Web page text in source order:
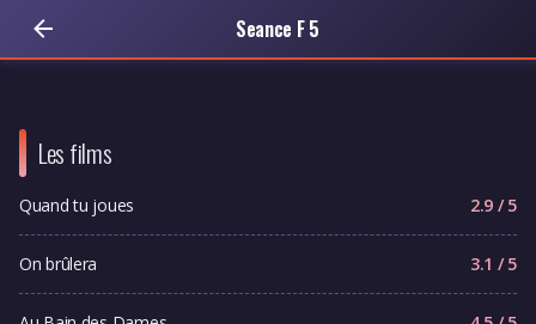
Seance F 5
Les films
Quand tu joues 2.9 / 5
On brûlera 3.1 / 5